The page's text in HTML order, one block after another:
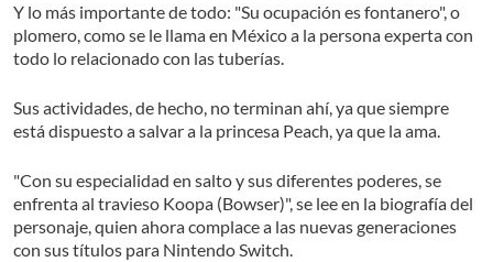
Y lo más importante de todo: "Su ocupación es fontanero", o
plomero, como se le llama en México a la persona experta con
todo lo relacionado con las tuberías.
Sus actividades, de hecho, no terminan ahí, ya que siempre
está dispuesto a salvar a la princesa Peach, ya que la ama.
"Con su especialidad en salto y sus diferentes poderes, se
enfrenta al travieso Koopa (Bowser)", se lee en la biografía del
personaje, quien ahora complace a las nuevas generaciones
con sus títulos para Nintendo Switch.